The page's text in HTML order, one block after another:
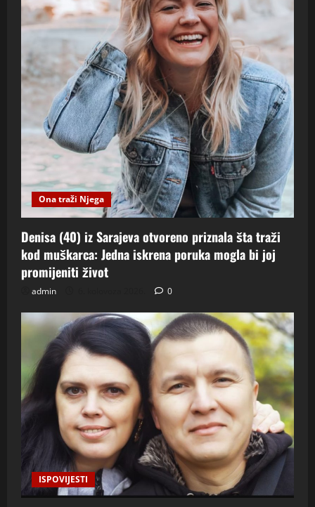
Ona traži Njega
Denisa (40) iz Sarajeva otvoreno priznala šta traži
kod muškarca: Jedna iskrena poruka mogla bi joj
promijeniti život
admin 0
ISPOVIJESTI